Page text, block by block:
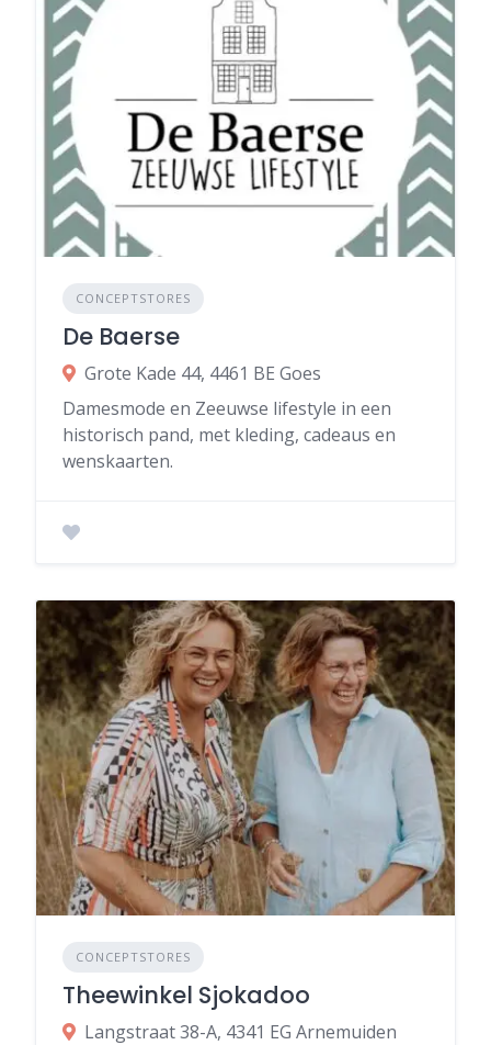
CONCEPTSTORES
De Baerse
Grote Kade 44, 4461 BE Goes
Damesmode en Zeeuwse lifestyle in een
historisch pand, met kleding, cadeaus en
wenskaarten.
CONCEPTSTORES
Theewinkel Sjokadoo
Langstraat 38-A, 4341 EG Arnemuiden